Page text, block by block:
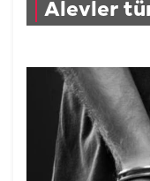
Alevler